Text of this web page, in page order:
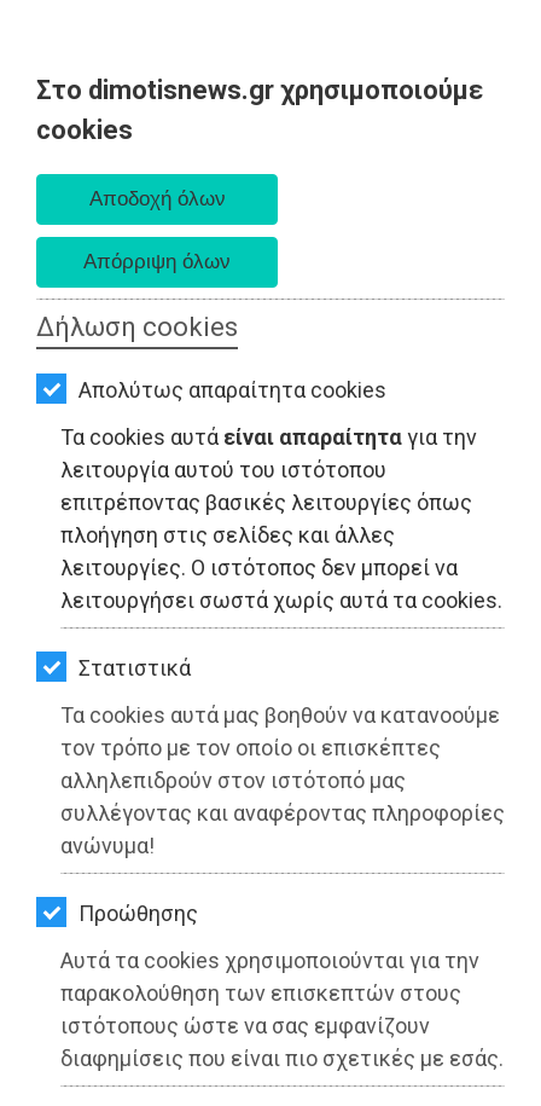
Στο dimotisnews.gr χρησιμοποιούμε
cookies
Δήλωση cookies
Απολύτως απαραίτητα cookies
Τα cookies αυτά είναι απαραίτηταγια την
λειτουργία αυτού του ιστότοπου
επιτρέποντας βασικές λειτουργίες όπως
πλοήγηση στις σελίδες και άλλες
λειτουργίες. Ο ιστότοπος δεν μπορεί να
λειτουργήσει σωστά χωρίς αυτά τα cookies.
Στατιστικά
Τα cookies αυτά μας βοηθούν να κατανοούμε
τον τρόπο με τον οποίο οι επισκέπτες
αλληλεπιδρούν στον ιστότοπό μας
συλλέγοντας και αναφέροντας πληροφορίες
ανώνυμα!
Προώθησης
Αυτά τα cookies χρησιμοποιούνται για την
παρακολούθηση των επισκεπτών στους
ιστότοπους ώστε να σας εμφανίζουν
διαφημίσεις που είναι πιο σχετικές με εσάς.
AΡΧΙΚΗ
ΕΙΔΗΣΕΙΣ
ΠΟΛΙΤΙΚΗ
ΤΟΠΙΚΗ
ΑΥΤΟΔΙΟΙΚΗΣΗ
ΟΙΚΟΝΟΜΙΑ
ΑΘΛΗΤΙΣΜΟΣ
ΠΟΛΙΤΙΣΜΟΣ
ΣΠΙΤΙ-
ΚΗΠΟΣ
ΥΓΕΙΑ
LIFESTYLE
ΤΑΞΙΔΙΑ
ΕΞΟΔΟΣ
ΠΕΡΙΒΑΛΛΟΝ
ΚΑΤΟΙΚΙΔΙΟ
ΑΓΓΕΛΙΕΣ
ΕΦΗΜΕΡΙΔΕΣ
OΔΗΓΟΣ
ΑΓΟΡΑΣ
ΤΟΠΙΚΗ ΑΥΤΟΔΙΟΙΚΗΣΗ - Μαραθώνας
ΔΗΜΟΣ ΜΑΡΑΘΩΝΟΣ: Υδροδότηση
Παραλίας Βαρνάβα
26-05-2025